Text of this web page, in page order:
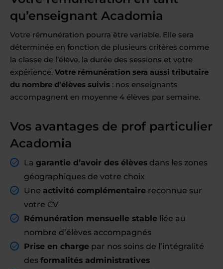
qu’enseignant Acadomia
Votre rémunération pourra être variable. Elle sera
déterminée en fonction de plusieurs critères comme
la classe de l’élève, la durée des sessions et votre
expérience. Votre rémunération sera aussi tributaire
du nombre d’élèves suivis : nos enseignants
accompagnent en moyenne 4 élèves par semaine.
Vos avantages de prof particulier
Acadomia
La garantie d’avoir des élèves dans les zones
géographiques de votre choix
Une activité complémentaire reconnue sur
votre CV
Rémunération mensuelle stable liée au
nombre d’élèves accompagnés
Prise en charge par nos soins de l’intégralité
des formalités administratives